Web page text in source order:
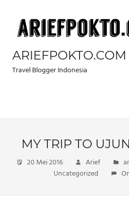
content
ARIEFPOKTO.COM
Travel Blogger Indonesia
MY TRIP TO
20 Mei 2016 Arief
Uncategorized